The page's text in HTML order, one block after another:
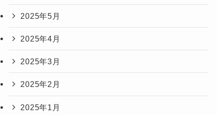
2025年5月
2025年4月
2025年3月
2025年2月
2025年1月